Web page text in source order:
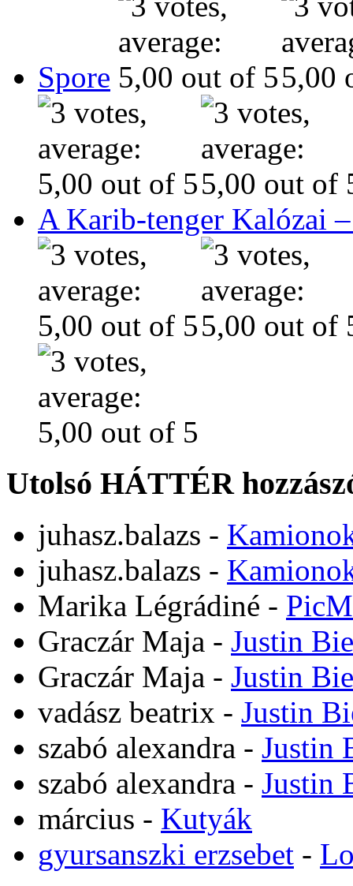
Spore
A Karib-tenger Kalózai
Utolsó HÁTTÉR
juhasz.balazs -
juhasz.balazs -
Marika Légrádiné -
Graczár Maja - Justin
Graczár Maja - Justin
vadász beatrix - Justin
szabó alexandra - Justin
szabó alexandra - Justin
március - Kutyák
gyursanszki erzsebet -